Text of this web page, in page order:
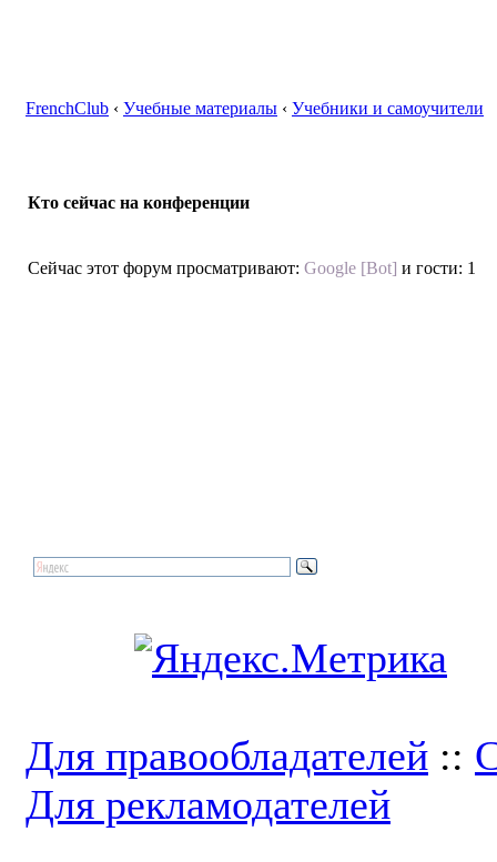
FrenchClub ‹ Учебные материалы ‹ Учебники и самоучители
Кто сейчас на конференции
Сейчас этот форум просматривают: Google [Bot] и гости: 1
Для правообладателей ::
Для рекламодателей